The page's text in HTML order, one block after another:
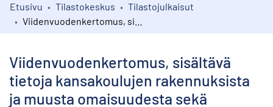
Kokoelmat
Etusivu Tilastokeskus
Tilastojulkaisut
Viidenvuodenkertomus, sisältävä
tietoja kansakoulujen rakennuksista
ja muusta omaisuudesta sekä